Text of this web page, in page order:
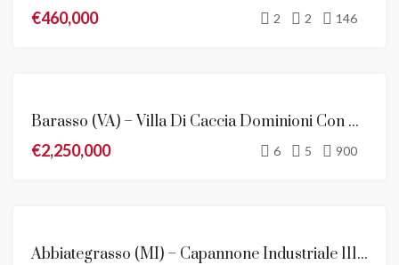
€460,000
2 2 146
VENDITA
Barasso (VA) – Villa Di Caccia Dominioni Con Vista Meravigliosa Sul Lago Di Varese
€2,250,000
6 5 900
Abbiategrasso (MI) – Capannone Industriale 1110 Mq In Vendita